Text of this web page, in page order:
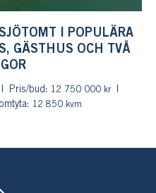
I POPULÄRA
GÄSTHUS OCH TVÅ
Pris/bud:
12 750 000 kr
12 850 kvm